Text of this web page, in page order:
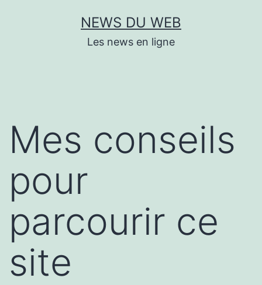
NEWS DU WEB
Les news en ligne
Mes conseils
pour
parcourir ce
site